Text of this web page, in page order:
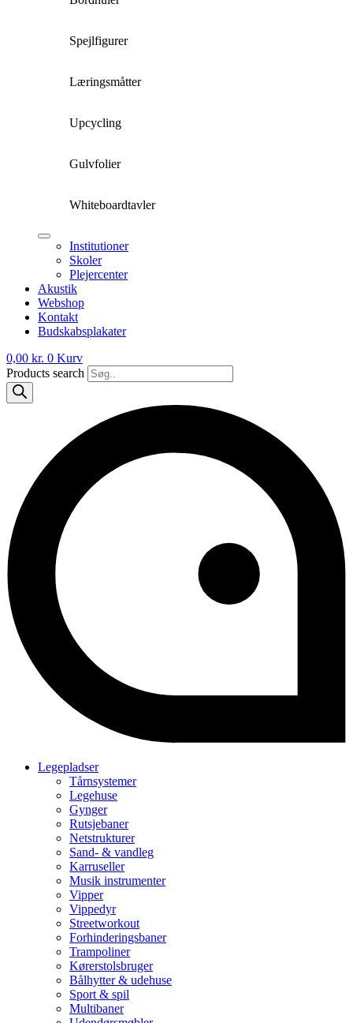
Spejlfigurer
Læringsmåtter
Upcycling
Gulvfolier
Whiteboardtavler
Institutioner
Skoler
Plejercenter
Akustik
Webshop
Kontakt
Budskabsplakater
0,00 kr. 0 Kurv
Products search
Legepladser
Tårnsystemer
Legehuse
Gynger
Rutsjebaner
Netstrukturer
Sand- & vandleg
Karruseller
Musik instrumenter
Vipper
Vippedyr
Streetworkout
Forhinderingsbaner
Trampoliner
Kørerstolsbruger
Bålhytter & udehuse
Sport & spil
Multibaner